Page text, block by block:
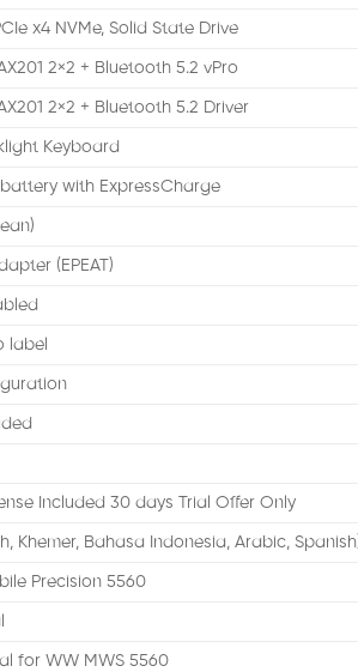
x4 NVMe, Solid State Drive
2×2 + Bluetooth 5.2 vPro
2×2 + Bluetooth 5.2 Driver
Keyboard
with ExpressCharge
(EPEAT)
label
Included 30 days Trial Offer Only
Khemer, Bahasa Indonesia, Arabic,
Precision 5560
for WW MWS 5560